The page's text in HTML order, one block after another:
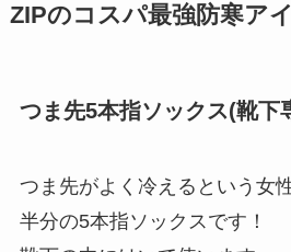
ZIPのコスパ最強防寒ア
つま先5本指ソックス(靴下
つま先がよく冷えるという女
半分の5本指ソックスです！